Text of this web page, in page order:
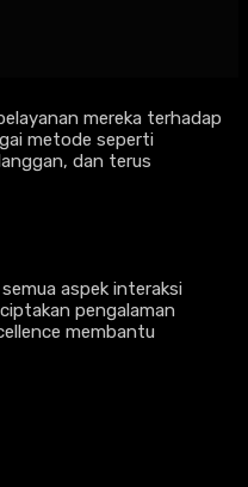
karyawan dalam
menciptakan
tingkat kepuasan
mereka terhadap
metode seperti
dan terus
aspek interaksi
pengalaman
membantu